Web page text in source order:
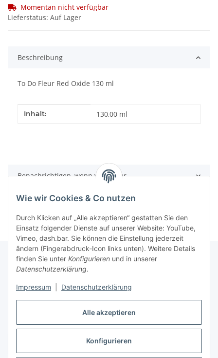
Alle akzeptieren
Konfigurieren
Wie wir Cookies & Co nutzen
Durch Klicken auf „Alle akzeptieren“ gestatten Sie den
Einsatz folgender Dienste auf unserer Website: YouTube,
Vimeo, dash.bar. Sie können die Einstellung jederzeit
ändern (Fingerabdruck-Icon links unten). Weitere Details
finden Sie unter Konfigurieren und in unserer
Datenschutzerklärung.
Impressum Datenschutzerklärung
Momentan nicht verfügbar
Lieferstatus: Auf Lager
Beschreibung
To Do Fleur Red Oxide 130 ml
Produkteigenschaft
Wert
Inhalt: 130,00 ml
Benachrichtigen, wenn verfügbar
Gesetzliche Informationen
Vertrag widerrufen